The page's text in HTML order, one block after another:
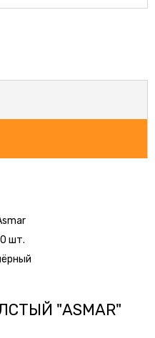
шт.
"ASMAR"